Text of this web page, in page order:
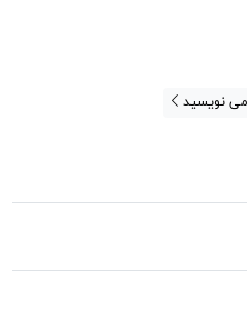
می نویسید